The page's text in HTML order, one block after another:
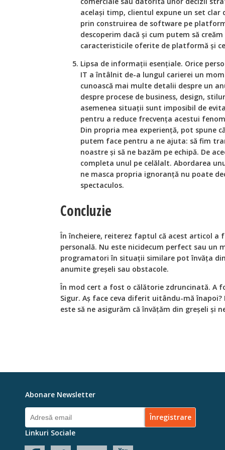
același timp, clientul expune un set
prin construirea de software pe
descoperim dacă și cum putem să
caracteristicile oferite de platformă și
Lipsa de informații esențiale. Orice
IT a întâlnit de-a lungul carierei un
cunoască mai multe detalii despre un
despre procese de business, design,
asemenea situații sunt imposibil de
pentru a reduce frecvența acestui
Din propria mea experiență, pot spune
putem face pentru a ne ajuta: să fim
noastre și să ne bazăm pe echipă. De
completa unul pe celălalt. Abordarea
ne masca propria ignoranță nu poate
spectaculos.
Concluzie
În încheiere, reiterez faptul că acest articol a
personală. Nu este nicidecum perfect sau un
programatori în situații similare pot învăța
anumite greșeli sau obstacole.
În mod cert a fost o călătorie zdruncinată. A
Sigur. Aș face ceva diferit uitându-mă
este să ne asigurăm că învățăm din greșeli și
Abonare Newsletter
Linkuri Sociale